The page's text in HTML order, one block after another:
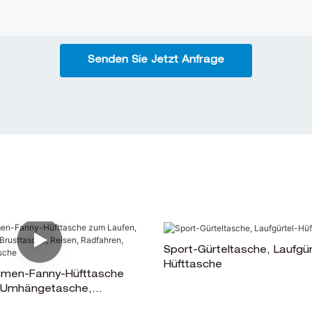
Senden Sie Jetzt Anfrage
Fanny-Hüfttasche
Sport-Gürteltasche,
Hüfttasche